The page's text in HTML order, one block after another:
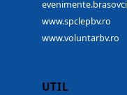
www.spclepbv.ro
www.voluntarbv.ro
UTIL